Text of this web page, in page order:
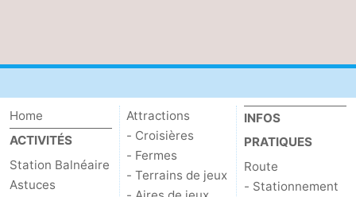
Home
ACTIVITÉS
Station Balnéaire
Astuces
Attractions
- Croisières
- Fermes
- Terrains de jeux
INFOS
PRATIQUES
Route
- Stationnement